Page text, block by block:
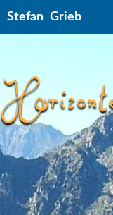
Stefan Grieb